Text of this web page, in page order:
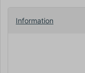
Information